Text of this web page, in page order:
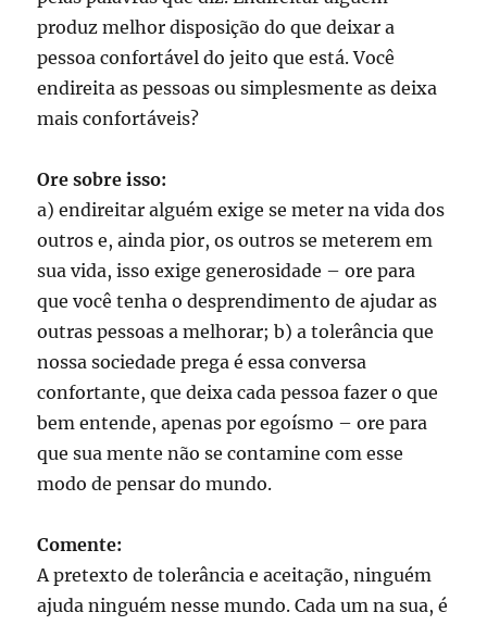
produz melhor disposição do que deixar a
pessoa confortável do jeito que está. Você
endireita as pessoas ou simplesmente as deixa
mais confortáveis?
Ore sobre isso:
a) endireitar alguém exige se meter na vida dos
outros e, ainda pior, os outros se meterem em
sua vida, isso exige generosidade – ore para
que você tenha o desprendimento de ajudar as
outras pessoas a melhorar; b) a tolerância que
nossa sociedade prega é essa conversa
confortante, que deixa cada pessoa fazer o que
bem entende, apenas por egoísmo – ore para
que sua mente não se contamine com esse
modo de pensar do mundo.
Comente:
A pretexto de tolerância e aceitação, ninguém
ajuda ninguém nesse mundo. Cada um na sua, é